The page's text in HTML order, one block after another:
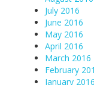
July 2016
June 2016
May 2016
April 2016
March 2016
February
January 2016